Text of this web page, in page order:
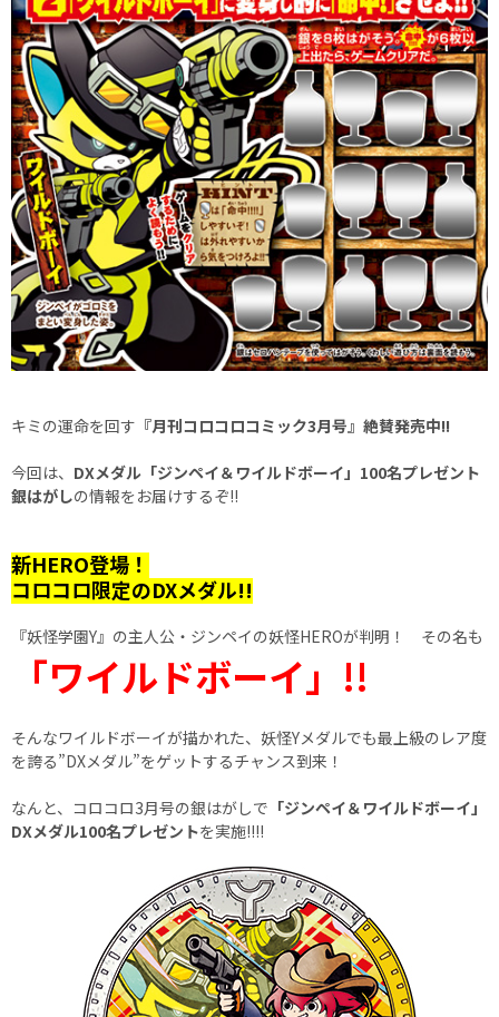
キミの運命を回す 『月刊コロコロコミック3月号』絶賛発売中!!
今回は、 DXメダル「ジンペイ＆ワイルドボーイ」100名プレゼント
銀はがしの情報をお届けするぞ!!
新HERO登場！
コロコロ限定のDXメダル!!
『妖怪学園Y』の主人公・ジンペイの妖怪HEROが判明！ その名も
「ワイルドボーイ」!!
そんなワイルドボーイが描かれた、妖怪Yメダルでも最上級のレア度
を誇る”DXメダル”をゲットするチャンス到来！
なんと、コロコロ3月号の銀はがしで 「ジンペイ＆ワイルドボーイ」
DXメダル100名プレゼントを実施!!!!